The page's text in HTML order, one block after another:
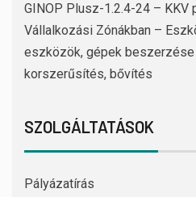
GINOP Plusz-1.2.4-24 – KKV
Vállalkozási Zónákban –
eszközök, gépek beszerzése
korszerűsítés, bővítés
SZOLGÁLTATÁSOK
Pályázatírás